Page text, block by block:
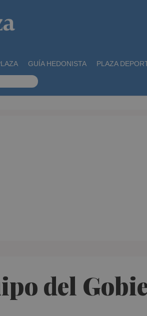
GUÍA HEDONISTA PLAZA
del